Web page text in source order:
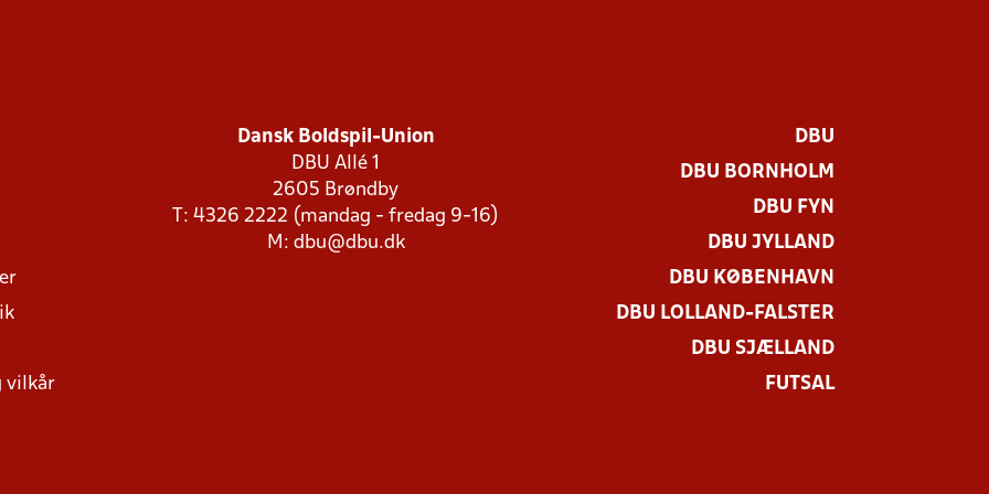
vilkår
Dansk Boldspil-Union
DBU Allé 1
2605 Brøndby
T: 4326 2222 (mandag - fredag 9-16)
M: dbu@dbu.dk
DBU
DBU BORNHOLM
DBU FYN
DBU JYLLAND
DBU KØBENHAVN
DBU LOLLAND-FALSTER
DBU SJÆLLAND
FUTSAL